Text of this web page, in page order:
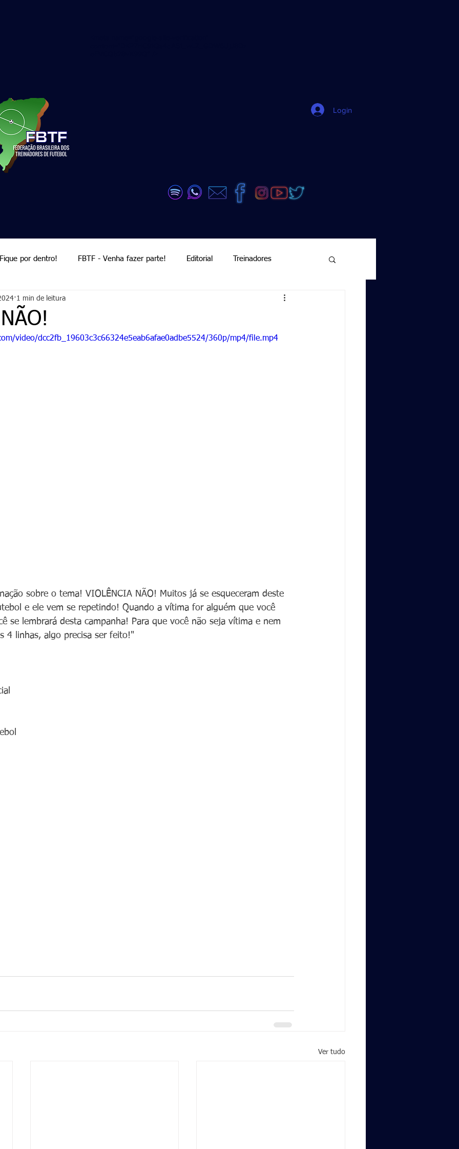
Login
Fique por dentro! FBTF - Venha fazer parte! Editorial Treinadores
Palmieri Palmieri
1 min de leitura
video/dcc2fb_19603c3c66324e5eab6afae0adbe5524/360p/mp4/file.mp4
sobre o tema! VIOLÊNCIA NÃO! Muitos já se esqueceram deste
e ele vem se repetindo! Quando a vítima for alguém que você
se lembrará desta campanha! Para que você não seja vítima e nem
4 linhas, algo precisa ser feito!"
Ver tudo